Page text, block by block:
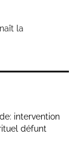
la
intervention
défunt